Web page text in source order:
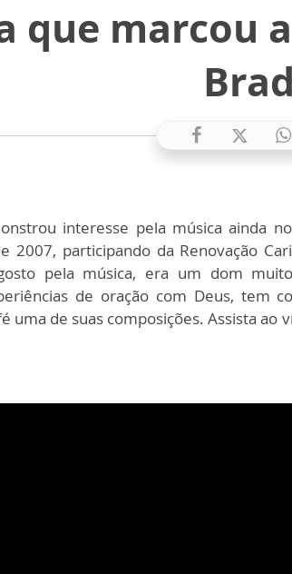
que marcou
interesse pela música ainda
2007, participando da Renovação
pela música, era um dom
de oração com Deus, tem
uma de suas composições. Assista ao